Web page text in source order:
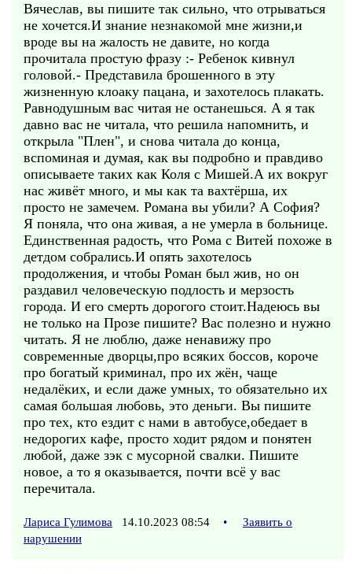
Вячеслав, вы пишите так сильно, что отрываться
не хочется.И знание незнакомой мне жизни,и
вроде вы на жалость не давите, но когда
прочитала простую фразу :- Ребенок кивнул
головой.- Представила брошенного в эту
жизненную клоаку пацана, и захотелось плакать.
Равнодушным вас читая не останешься. А я так
давно вас не читала, что решила напомнить, и
открыла "Плен", и снова читала до конца,
вспоминая и думая, как вы подробно и правдиво
описываете таких как Коля с Мишей.А их вокруг
нас живёт много, и мы как та вахтёрша, их
просто не замечем. Романа вы убили? А София?
Я поняла, что она живая, а не умерла в больнице.
Единственная радость, что Рома с Витей похоже в
детдом собрались.И опять захотелось
продолжения, и чтобы Роман был жив, но он
раздавил человеческую подлость и мерзость
города. И его смерть дорогого стоит.Надеюсь вы
не только на Прозе пишите? Вас полезно и нужно
читать. Я не люблю, даже ненавижу про
современные дворцы,про всяких боссов, короче
про богатый криминал, про их жён, чаще
недалёких, и если даже умных, то обязательно их
самая большая любовь, это деньги. Вы пишите
про тех, кто ездит с нами в автобусе,обедает в
недорогих кафе, просто ходит рядом и понятен
любой, даже зэк с мусорной свалки. Пишите
новое, а то я оказывается, почти всё у вас
перечитала.
Лариса Гулимова 14.10.2023 08:54 •
Заявить о
нарушении